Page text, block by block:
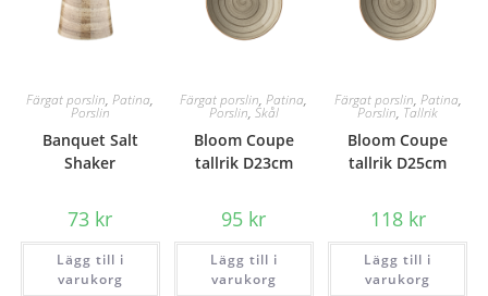
Färgat porslin,Patina,
Porslin
Banquet Salt
Shaker
73 kr
Lägg till i
varukorg
Färgat porslin,Patina,
Porslin, Skål
Bloom Coupe
tallrik D23cm
95 kr
Lägg till i
varukorg
Färgat porslin, Patina,
Porslin, Tallrik
Bloom Coupe
tallrik D25cm
118 kr
Lägg till i
varukorg